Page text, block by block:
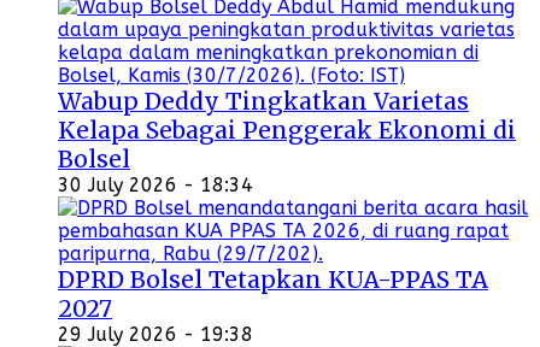
Wabup Deddy Tingkatkan Varietas
Kelapa Sebagai Penggerak Ekonomi di
Bolsel
30 July 2026 - 18:34
DPRD Bolsel Tetapkan KUA-PPAS TA
2027
29 July 2026 - 19:38